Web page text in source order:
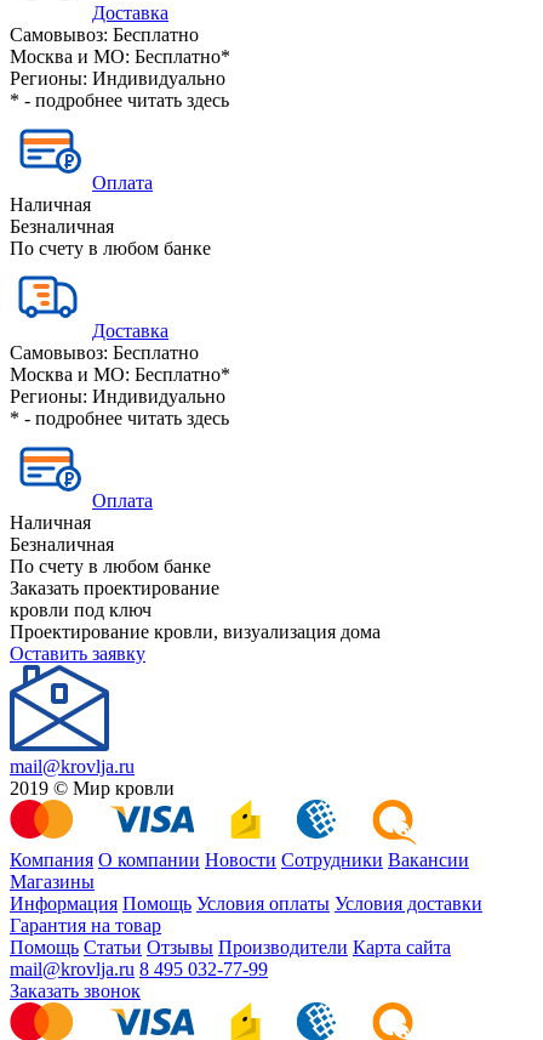
Доставка
Самовывоз: Бесплатно
Москва и МО: Бесплатно*
Регионы: Индивидуально
* - подробнее читать здесь
Оплата
Наличная
Безналичная
По счету в любом банке
Доставка
Самовывоз: Бесплатно
Москва и МО: Бесплатно*
Регионы: Индивидуально
* - подробнее читать здесь
Оплата
Наличная
Безналичная
По счету в любом банке
Заказать проектирование
кровли под ключ
Проектирование кровли, визуализация дома
Оставить заявку
mail@krovlja.ru
2019 © Мир кровли
Компания О компании Новости Сотрудники Вакансии
Магазины
Информация Помощь Условия оплаты Условия доставки
Гарантия на товар
Помощь Статьи Отзывы Производители Карта сайта
mail@krovlja.ru 8 495 032-77-99
Заказать звонок